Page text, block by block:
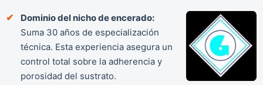
Dominio del nicho de encerado:
Suma 30 años de especialización
técnica. Esta experiencia asegura un
control total sobre la adherencia y
porosidad del sustrato.